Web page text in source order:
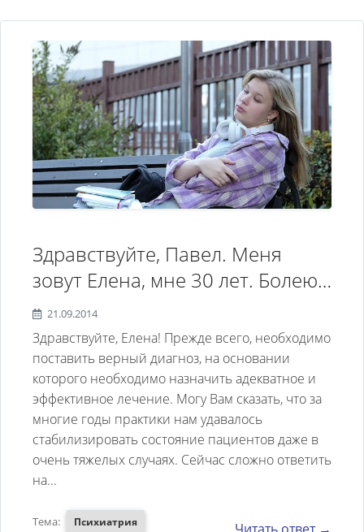
zanju, kak pomoc doceri. S
uvazeniem, Tatjana
Здравствуйте, Павел. Меня
зовут Елена, мне 30 лет. Болею с
19 лет, и начиналось все с
депрессии. Врач, к которому мы
обратились, поставила мне не
верный диагноз, в следствии -
неправильное лечение. Я
попала в реанимацию, и тогда у
меня была глубокая депрессия,
усугубленная интоксикацией,
плюс отек дыхательных путей
21.09.2014
Здравствуйте, Елена! Прежде всего, необходимо
поставить верный диагноз, на основании
которого необходимо назначить адекватное и
эффективное лечение. Могу Вам сказать, что за
многие годы практики нам удавалось
стабилизировать состояние пациентов даже в
очень тяжелых случаях. Сейчас сложно ответить
на...
Тема: Психиатрия